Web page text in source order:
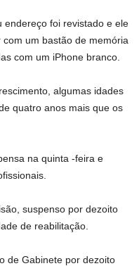
endereço foi revistado e ele
um bastão de memória
com um iPhone branco.
algumas idades
quatro anos mais que os
na quinta -feira e
suspenso por dezoito
de reabilitação.
de Gabinete por dezoito